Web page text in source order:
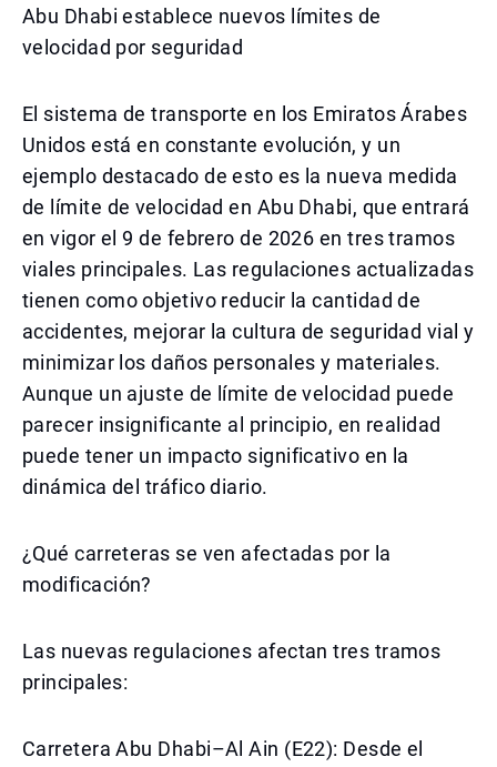
Abu Dhabi establece nuevos límites de
velocidad por seguridad
El sistema de transporte en los Emiratos Árabes
Unidos está en constante evolución, y un
ejemplo destacado de esto es la nueva medida
de límite de velocidad en Abu Dhabi, que entrará
en vigor el 9 de febrero de 2026 en tres tramos
viales principales. Las regulaciones actualizadas
tienen como objetivo reducir la cantidad de
accidentes, mejorar la cultura de seguridad vial y
minimizar los daños personales y materiales.
Aunque un ajuste de límite de velocidad puede
parecer insignificante al principio, en realidad
puede tener un impacto significativo en la
dinámica del tráfico diario.
¿Qué carreteras se ven afectadas por la
modificación?
Las nuevas regulaciones afectan tres tramos
principales:
Carretera Abu Dhabi–Al Ain (E22): Desde el